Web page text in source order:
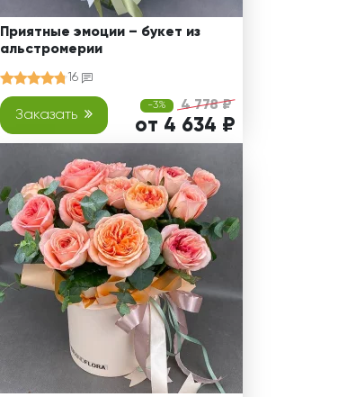
Приятные эмоции – букет из
альстромерии
16
Заказать
-3% 4 778 ₽
от 4 634 ₽